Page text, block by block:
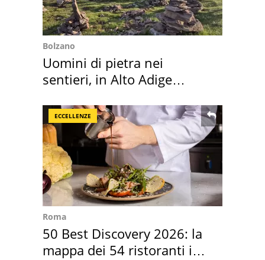
Bolzano
Uomini di pietra nei
sentieri, in Alto Adige
ECCELLENZE
Roma
50 Best Discovery 2026: la
mappa dei 54 ristoranti in